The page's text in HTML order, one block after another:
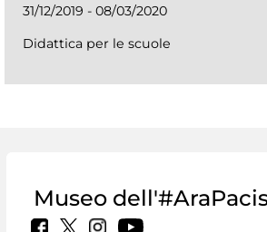
31/12/2019 - 08/03/2020
Didattica per le scuole
Museo